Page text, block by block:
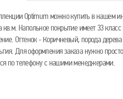
Optimum можно купить в нашем
кв.м. Напольное покрытие имеет 33
Оттенок - Коричневый, порода
Для оформления заказа нужно
по телефону с нашими менеджерами.